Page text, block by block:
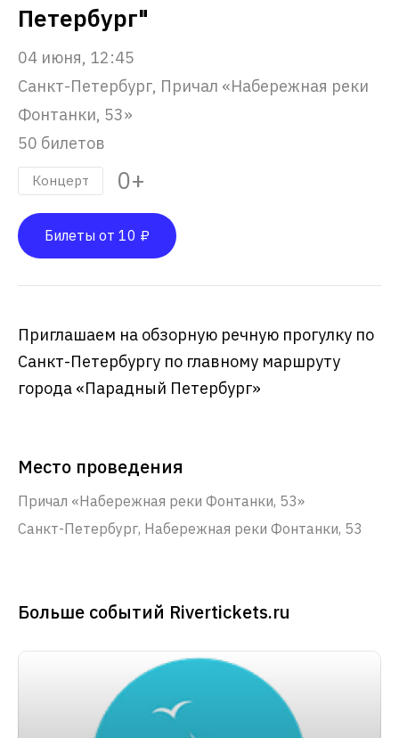
Петербург"
04 июня, 12:45
Санкт-Петербург, Причал «Набережная реки
Фонтанки, 53»
50 билетов
Концерт 0+
Билеты от 10 ₽
Приглашаем на обзорную речную прогулку по
Санкт-Петербургу по главному маршруту
города «Парадный Петербург»
Место проведения
Причал «Набережная реки Фонтанки, 53»
Санкт-Петербург, Набережная реки Фонтанки, 53
Больше событий Rivertickets.ru